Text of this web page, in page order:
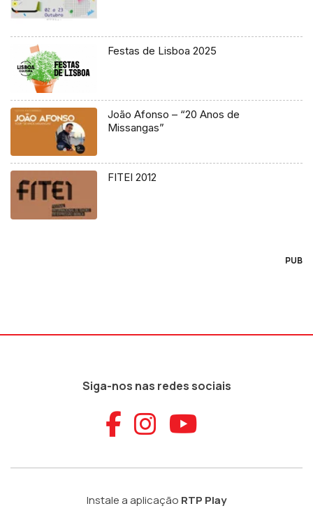
Festas de Lisboa 2025
João Afonso – “20 Anos de
Missangas”
FITEI 2012
PUB
Siga-nos nas redes sociais
Aceder ao
Aceder ao
Aceder
Instale a aplicação RTP Play